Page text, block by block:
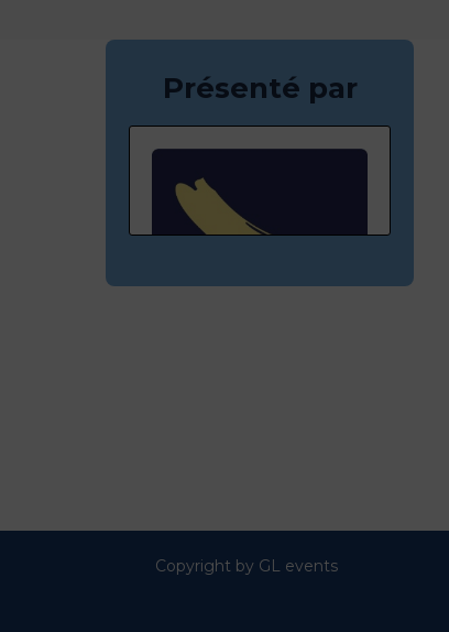
Présenté par
Copyright by GL events